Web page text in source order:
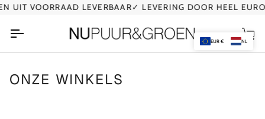
Ga
inhoud
UIT VOORRAAD LEVERBAAR✓ LEVERING DOOR HEEL
ONZE WINKELS
EUR € NL